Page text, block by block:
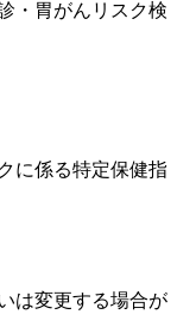
・胃がんリスク検
に係る特定保健指
は変更する場合が